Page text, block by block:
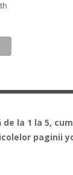
de la 1 la 5,
paginii